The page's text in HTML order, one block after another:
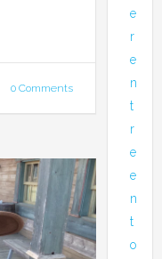
0 Comments
e
r
e
n
t
r
e
e
n
t
o